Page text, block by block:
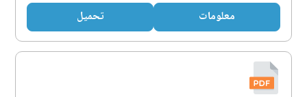
معلومات تحميل